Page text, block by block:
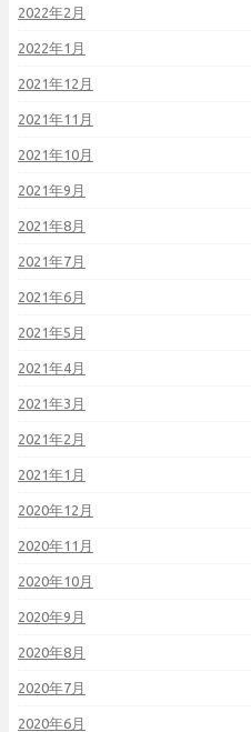
2022年2月
2022年1月
2021年12月
2021年11月
2021年10月
2021年9月
2021年8月
2021年7月
2021年6月
2021年5月
2021年4月
2021年3月
2021年2月
2021年1月
2020年12月
2020年11月
2020年10月
2020年9月
2020年8月
2020年7月
2020年6月